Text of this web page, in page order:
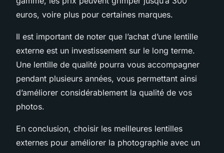
euros, voire plus pour certaines marques.
Il est important de noter que l’achat d’une lentille
externe est un investissement sur le long terme.
Une lentille de qualité pourra vous accompagner
pendant plusieurs années, vous permettant ainsi
d’améliorer considérablement la qualité de vos
photos.
En conclusion, choisir les meilleures lentilles
externes pour améliorer la photographie avec un